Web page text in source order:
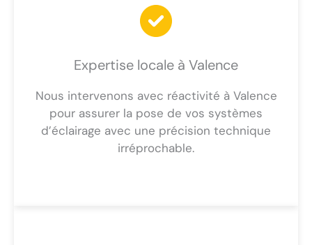
Expertise locale à Valence
Nous intervenons avec réactivité à Valence
pour assurer la pose de vos systèmes
d’éclairage avec une précision technique
irréprochable.